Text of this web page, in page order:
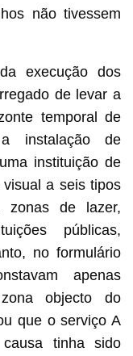
não tivessem
execução dos
de levar a
temporal de
instalação de
instituição de
a seis tipos
zonas de lazer,
públicas,
no formulário
apenas
objecto do
que o serviço A
tinha sido